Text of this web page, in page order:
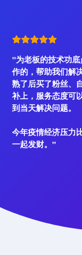
"为老板的技术功
作的，帮助我们解
熟了后买了粉丝、
补上，服务态度可
到当天解决问题。
今年疫情经济压力
一起发财。"